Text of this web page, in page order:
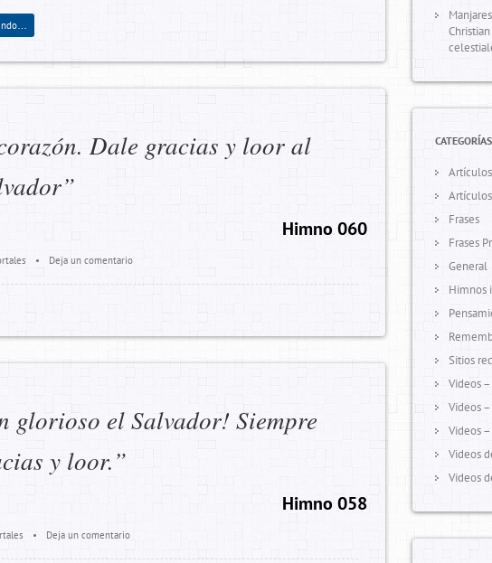
Dale gracias y loor al
Himno 060
• Deja un comentario
glorioso el Salvador! Siempre
y loor.”
Himno 058
• Deja un comentario
CATEGORÍAS
Artículos
Frases
Frases
General
Himnos
Sitios
Videos
Videos
Videos
Videos
Videos